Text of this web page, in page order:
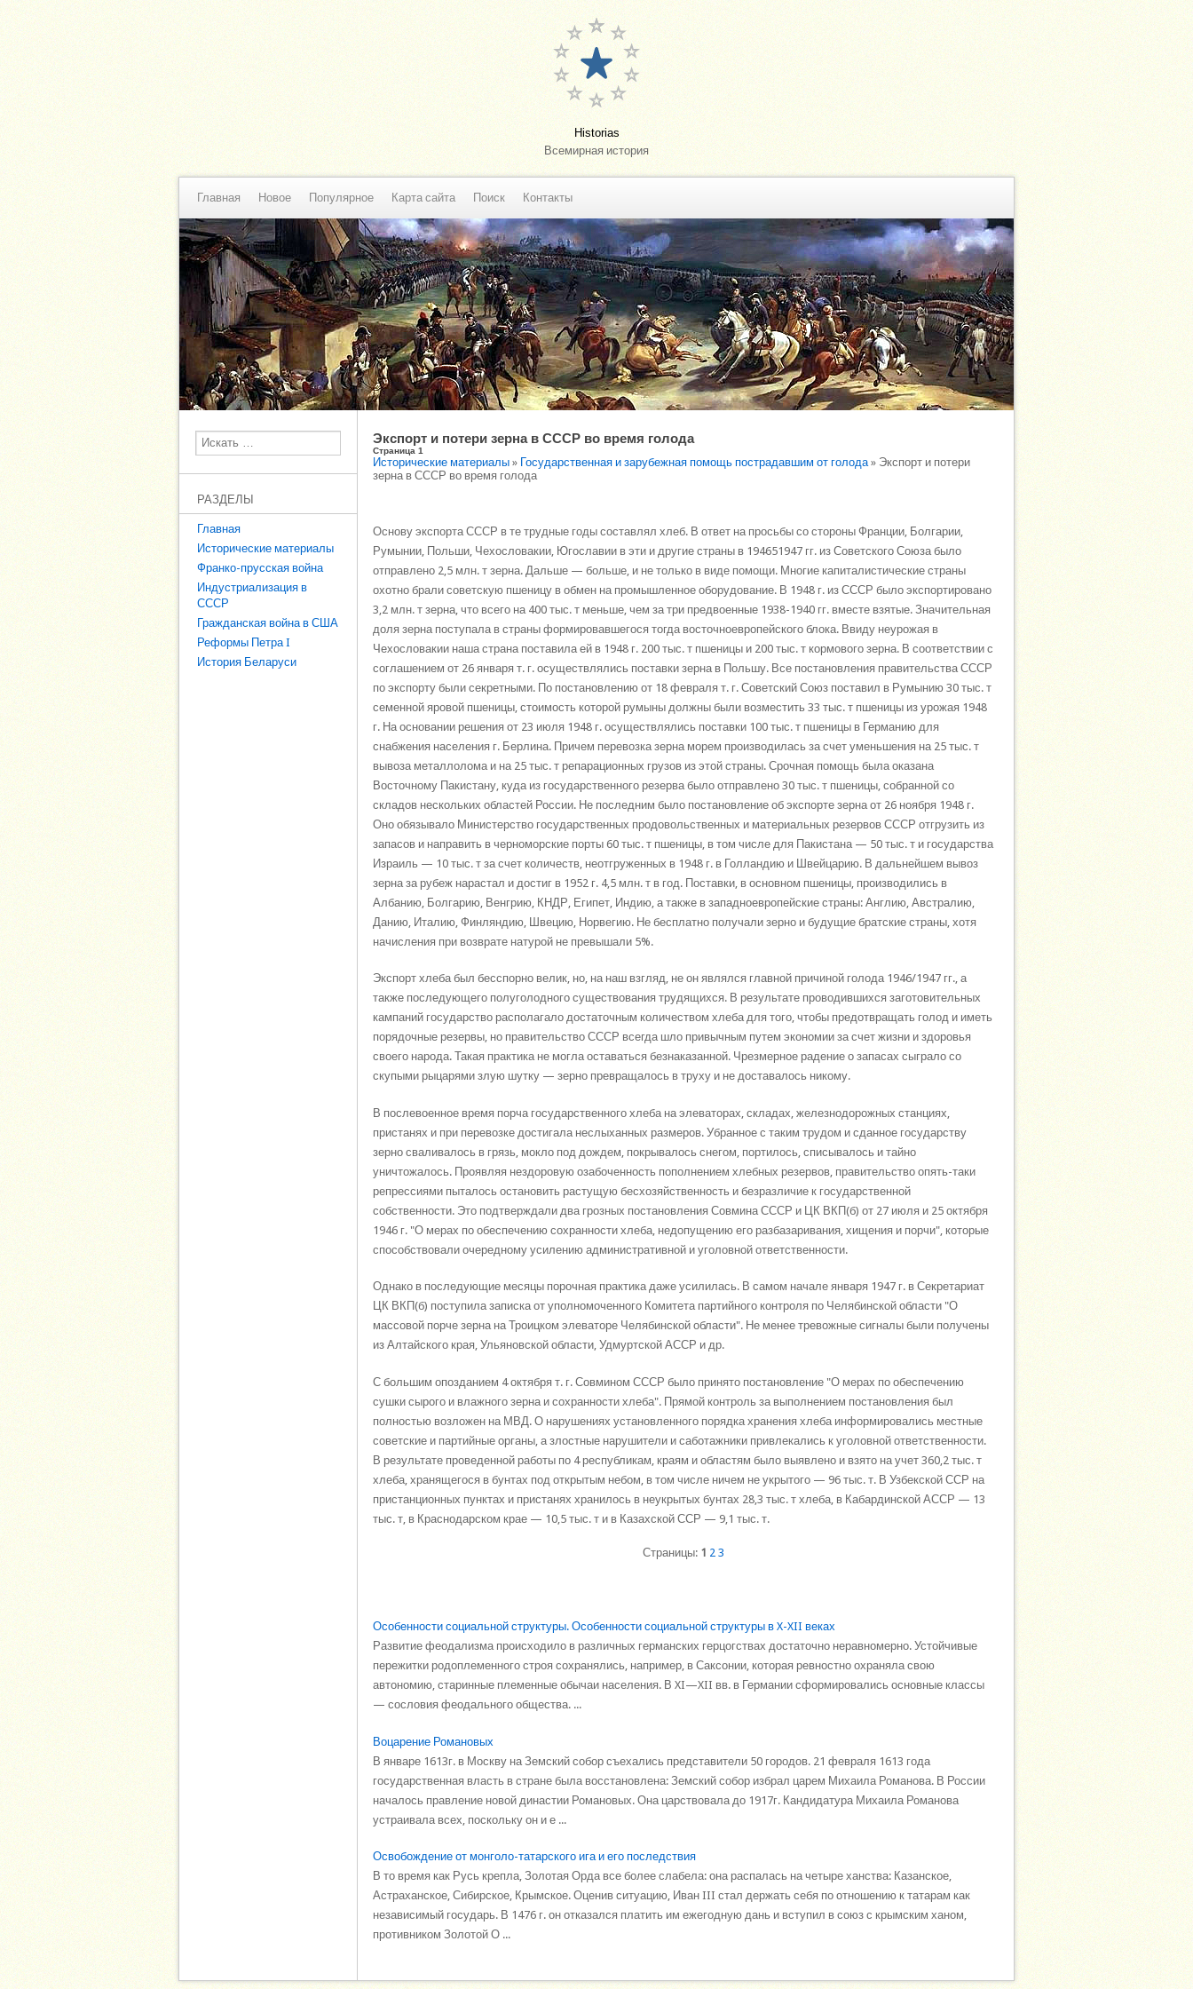
Historias
Всемирная история
Главная Новое Популярное Карта сайта Поиск Контакты
Поиск
РАЗДЕЛЫ
Главная
Исторические материалы
Франко-прусская война
Индустриализация в
СССР
Гражданская война в США
Реформы Петра I
История Беларуси
Экспорт и потери зерна в СССР во время голода
Страница 1
Исторические материалы » Государственная и зарубежная помощь пострадавшим от голода» Экспорт и потери
зерна в СССР во время голода
Основу экспорта СССР в те трудные годы составлял хлеб. В ответ на просьбы со стороны Франции, Болгарии,
Румынии, Польши, Чехословакии, Югославии в эти и другие страны в 194651947 гг. из Советского Союза было
отправлено 2,5 млн. т зерна. Дальше — больше, и не только в виде помощи. Многие капиталистические страны
охотно брали советскую пшеницу в обмен на промышленное оборудование. В 1948 г. из СССР было экспортировано
3,2 млн. т зерна, что всего на 400 тыс. т меньше, чем за три предвоенные 1938-1940 гг. вместе взятые. Значительная
доля зерна поступала в страны формировавшегося тогда восточноевропейского блока. Ввиду неурожая в
Чехословакии наша страна поставила ей в 1948 г. 200 тыс. т пшеницы и 200 тыс. т кормового зерна. В соответствии с
соглашением от 26 января т. г. осуществлялись поставки зерна в Польшу. Все постановления правительства СССР
по экспорту были секретными. По постановлению от 18 февраля т. г. Советский Союз поставил в Румынию 30 тыс. т
семенной яровой пшеницы, стоимость которой румыны должны были возместить 33 тыс. т пшеницы из урожая 1948
г. На основании решения от 23 июля 1948 г. осуществлялись поставки 100 тыс. т пшеницы в Германию для
снабжения населения г. Берлина. Причем перевозка зерна морем производилась за счет уменьшения на 25 тыс. т
вывоза металлолома и на 25 тыс. т репарационных грузов из этой страны. Срочная помощь была оказана
Восточному Пакистану, куда из государственного резерва было отправлено 30 тыс. т пшеницы, собранной со
складов нескольких областей России. Не последним было постановление об экспорте зерна от 26 ноября 1948 г.
Оно обязывало Министерство государственных продовольственных и материальных резервов СССР отгрузить из
запасов и направить в черноморские порты 60 тыс. т пшеницы, в том числе для Пакистана — 50 тыс. т и государства
Израиль — 10 тыс. т за счет количеств, неотгруженных в 1948 г. в Голландию и Швейцарию. В дальнейшем вывоз
зерна за рубеж нарастал и достиг в 1952 г. 4,5 млн. т в год. Поставки, в основном пшеницы, производились в
Албанию, Болгарию, Венгрию, КНДР, Египет, Индию, а также в западноевропейские страны: Англию, Австралию,
Данию, Италию, Финляндию, Швецию, Норвегию. Не бесплатно получали зерно и будущие братские страны, хотя
начисления при возврате натурой не превышали 5%.
Экспорт хлеба был бесспорно велик, но, на наш взгляд, не он являлся главной причиной голода 1946/1947 гг., а
также последующего полуголодного существования трудящихся. В результате проводившихся заготовительных
кампаний государство располагало достаточным количеством хлеба для того, чтобы предотвращать голод и иметь
порядочные резервы, но правительство СССР всегда шло привычным путем экономии за счет жизни и здоровья
своего народа. Такая практика не могла оставаться безнаказанной. Чрезмерное радение о запасах сыграло со
скупыми рыцарями злую шутку — зерно превращалось в труху и не доставалось никому.
В послевоенное время порча государственного хлеба на элеваторах, складах, железнодорожных станциях,
пристанях и при перевозке достигала неслыханных размеров. Убранное с таким трудом и сданное государству
зерно сваливалось в грязь, мокло под дождем, покрывалось снегом, портилось, списывалось и тайно
уничтожалось. Проявляя нездоровую озабоченность пополнением хлебных резервов, правительство опять-таки
репрессиями пыталось остановить растущую бесхозяйственность и безразличие к государственной
собственности. Это подтверждали два грозных постановления Совмина СССР и ЦК ВКП(б) от 27 июля и 25 октября
1946 г. "О мерах по обеспечению сохранности хлеба, недопущению его разбазаривания, хищения и порчи", которые
способствовали очередному усилению административной и уголовной ответственности.
Однако в последующие месяцы порочная практика даже усилилась. В самом начале января 1947 г. в Секретариат
ЦК ВКП(б) поступила записка от уполномоченного Комитета партийного контроля по Челябинской области "О
массовой порче зерна на Троицком элеваторе Челябинской области". Не менее тревожные сигналы были получены
из Алтайского края, Ульяновской области, Удмуртской АССР и др.
С большим опозданием 4 октября т. г. Совмином СССР было принято постановление "О мерах по обеспечению
сушки сырого и влажного зерна и сохранности хлеба". Прямой контроль за выполнением постановления был
полностью возложен на МВД. О нарушениях установленного порядка хранения хлеба информировались местные
советские и партийные органы, а злостные нарушители и саботажники привлекались к уголовной ответственности.
В результате проведенной работы по 4 республикам, краям и областям было выявлено и взято на учет 360,2 тыс. т
хлеба, хранящегося в бунтах под открытым небом, в том числе ничем не укрытого — 96 тыс. т. В Узбекской ССР на
пристанционных пунктах и пристанях хранилось в неукрытых бунтах 28,3 тыс. т хлеба, в Кабардинской АССР — 13
тыс. т, в Краснодарском крае — 10,5 тыс. т и в Казахской ССР — 9,1 тыс. т.
Страницы: 1 2 3
Особенности социальной структуры. Особенности социальной структуры в X-XII веках
Развитие феодализма происходило в различных германских герцогствах достаточно неравномерно. Устойчивые
пережитки родоплеменного строя сохранялись, например, в Саксонии, которая ревностно охраняла свою
автономию, старинные племенные обычаи населения. В XI—XII вв. в Германии сформировались основные классы
— сословия феодального общества. ...
Воцарение Романовых
В январе 1613г. в Москву на Земский собор съехались представители 50 городов. 21 февраля 1613 года
государственная власть в стране была восстановлена: Земский собор избрал царем Михаила Романова. В России
началось правление новой династии Романовых. Она царствовала до 1917г. Кандидатура Михаила Романова
устраивала всех, поскольку он и е ...
Освобождение от монголо-татарского ига и его последствия
В то время как Русь крепла, Золотая Орда все более слабела: она распалась на четыре ханства: Казанское,
Астраханское, Сибирское, Крымское. Оценив ситуацию, Иван III стал держать себя по отношению к татарам как
независимый государь. В 1476 г. он отказался платить им ежегодную дань и вступил в союз с крымским ханом,
противником Золотой О ...